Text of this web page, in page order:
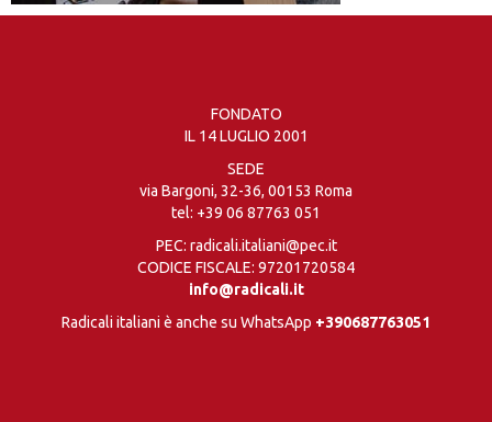
FONDATO
IL 14 LUGLIO 2001
SEDE
via Bargoni, 32-36, 00153 Roma
tel: +39 06 87763 051
PEC: radicali.italiani@pec.it
CODICE FISCALE: 97201720584
info@radicali.it
Radicali italiani è anche su WhatsApp +390687763051